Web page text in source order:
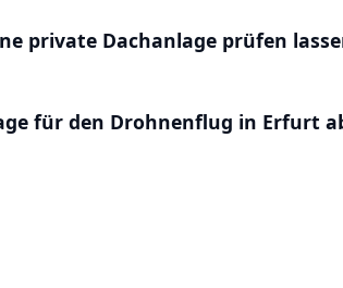
private Dachanlage prüfen
für den Drohnenflug in Erfurt